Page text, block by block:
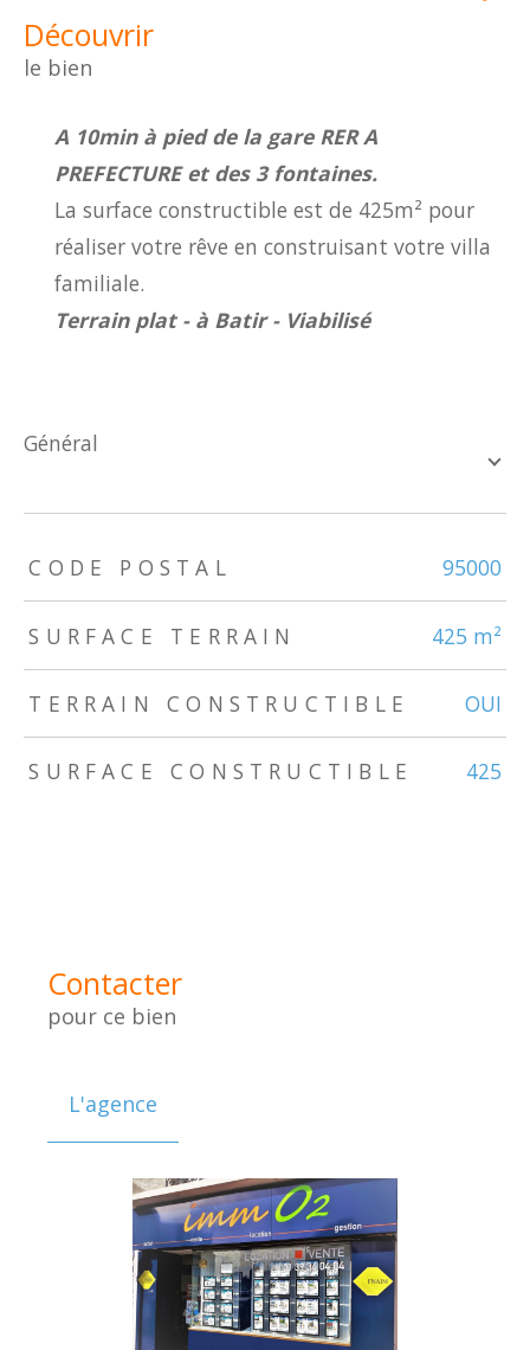
découvrir
le bien
A 10min à pied de la gare RER A
PREFECTURE et des 3 fontaines.
La surface constructible est de 425m² pour
réaliser votre rêve en construisant votre villa
familiale.
Terrain plat - à Batir - Viabilisé
général
TRAD_ZEPHYR_Caracteristique TRAD_ZEPHYR_Valeurs
CODE POSTAL 95000
SURFACE TERRAIN 425 m²
TERRAIN CONSTRUCTIBLE OUI
SURFACE CONSTRUCTIBLE 425
Contacter
pour ce bien
L'agence